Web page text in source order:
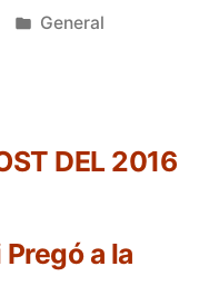
Publicat
General
a la
DEL 2016